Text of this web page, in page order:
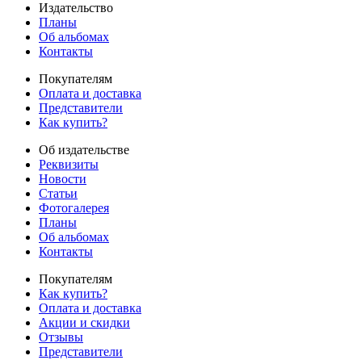
Издательство
Планы
Об альбомах
Контакты
Покупателям
Оплата и доставка
Представители
Как купить?
Об издательстве
Реквизиты
Новости
Статьи
Фотогалерея
Планы
Об альбомах
Контакты
Покупателям
Как купить?
Оплата и доставка
Акции и скидки
Отзывы
Представители